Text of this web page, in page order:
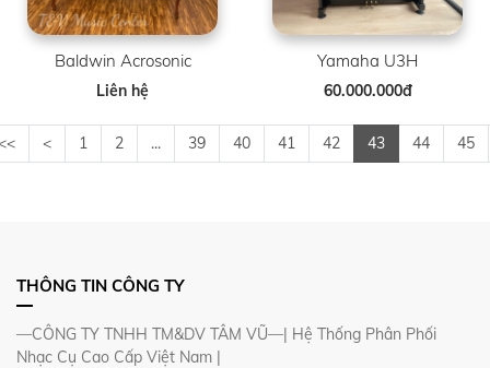
Baldwin Acrosonic
Liên hệ
Yamaha U3H
60.000.000đ
< 1 2 ... 39 40 41 42 43 44 45
THÔNG TIN CÔNG TY
—CÔNG TY TNHH TM&DV TÂM VŨ—| Hệ Thống Phân Phối
Nhạc Cụ Cao Cấp Việt Nam |